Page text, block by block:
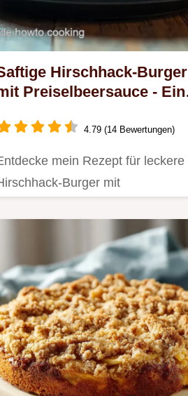
Hirschhack-Burger
Preiselbeersauce - Ein
4.79 (14 Bewertungen)
mein Rezept für leckere
Burger mit